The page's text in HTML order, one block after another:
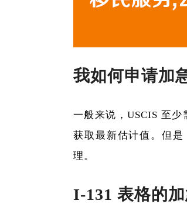
我如何申请加
一般来说，USCIS 至
获取最新估计值。但
理。
I-131 表格的